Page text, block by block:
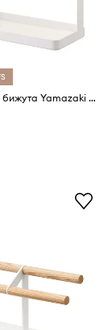
Поставка за бижута Yamazaki Tosca